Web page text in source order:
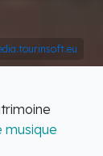
musique